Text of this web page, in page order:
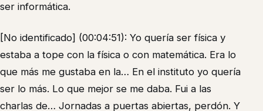
ser informática.
[No identificado] (00:04:51): Yo quería ser física y
estaba a tope con la física o con matemática. Era lo
que más me gustaba en la… En el instituto yo quería
ser lo más. Lo que mejor se me daba. Fui a las
charlas de… Jornadas a puertas abiertas, perdón. Y